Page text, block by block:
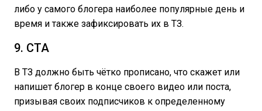
либо у самого блогера наиболее популярные день и
время и также зафиксировать их в ТЗ.
9. СТА
В ТЗ должно быть чётко прописано, что скажет или
напишет блогер в конце своего видео или поста,
призывая своих подписчиков к определенному